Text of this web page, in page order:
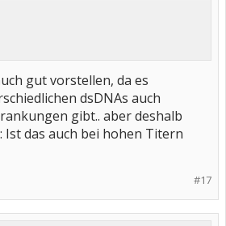
gut vorstellen, da es
dsDNAs auch
gibt.. aber deshalb
Ist das auch bei hohen Titern
#17